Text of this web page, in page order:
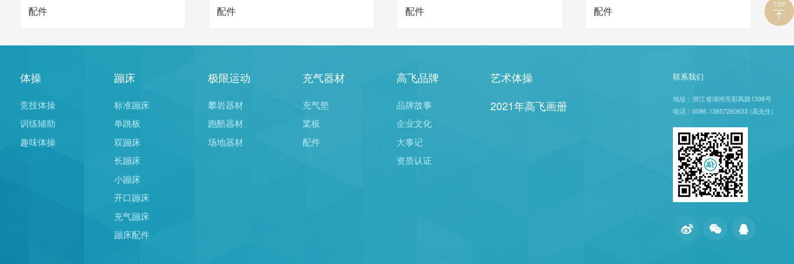
配件 配件 配件 配件
联系我们
地址：浙江省湖州市彩凤路1398号
电话：0086-13857280633 (高先生)
体操
竞技体操
训练辅助
趣味体操
蹦床
标准蹦床
单跳板
双蹦床
长蹦床
小蹦床
开口蹦床
充气蹦床
蹦床配件
极限运动
攀岩器材
跑酷器材
场地器材
充气器材
充气垫
桨板
配件
高飞品牌
品牌故事
企业文化
大事记
资质认证
艺术体操
2021年高飞画册